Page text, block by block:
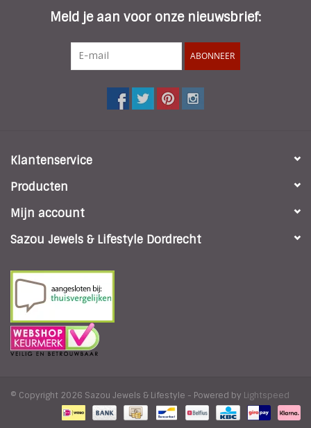
Meld je aan voor onze nieuwsbrief:
ABONNEER
Klantenservice
Producten
Mijn account
Sazou Jewels & Lifestyle Dordrecht
© Copyright 2026 Sazou Jewels & Lifestyle - Powered by Lightspeed